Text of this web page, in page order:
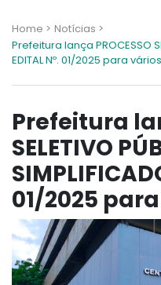
Home > Notícias >
Prefeitura lança PROCESSO
EDITAL Nº. 01/2025 para
Prefeitura
SELETIVO
01/2025